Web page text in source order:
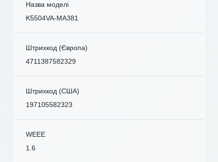
Назва моделі
K5504VA-MA381
Штрихкод (Європа)
4711387582329
Штрихкод (США)
197105582323
WEEE
1.6